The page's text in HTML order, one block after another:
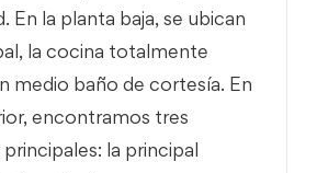
En la planta baja, se ubican
la cocina totalmente
medio baño de cortesía. En
encontramos tres
la principal